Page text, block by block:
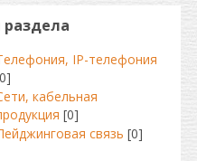
раздела
IP-телефония
кабельная
[0]
связь [0]